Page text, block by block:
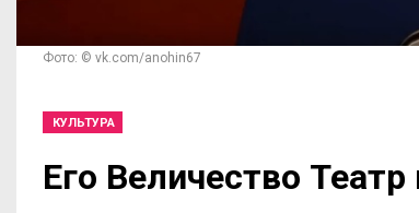
Фото: © vk.com/anohin67
КУЛЬТУРА
Его Величество